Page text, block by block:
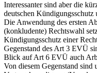
Interessanter sind aber die
deutschen Kündigungsschutz
Die Anwendung des ersten
(konkludente) Rechtswahl
Kündigungsschutz einer
Gegenstand des Art 3 EVÜ
Blick auf Art 6 EVÜ auch
Von diesem Gegenstand